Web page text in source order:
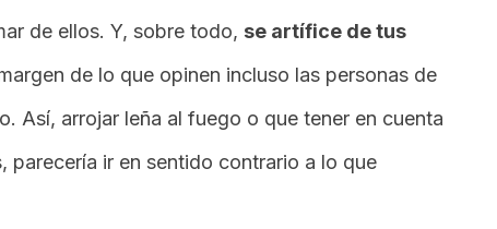
de ellos. Y, sobre todo, se artífice de tus
de lo que opinen incluso las personas de
Así, arrojar leña al fuego o que tener en cuenta
parecería ir en sentido contrario a lo que